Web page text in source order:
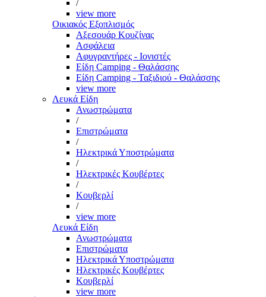
/
view more
Οικιακός Εξοπλισμός
Αξεσουάρ Κουζίνας
Ασφάλεια
Αφυγραντήρες - Ιονιστές
Είδη Camping - Θαλάσσης
Είδη Camping - Ταξιδιού - Θαλάσσης
view more
Λευκά Είδη
Ανωστρώματα
/
Επιστρώματα
/
Ηλεκτρικά Υποστρώματα
/
Ηλεκτρικές Κουβέρτες
/
Κουβερλί
/
view more
Λευκά Είδη
Ανωστρώματα
Επιστρώματα
Ηλεκτρικά Υποστρώματα
Ηλεκτρικές Κουβέρτες
Κουβερλί
view more